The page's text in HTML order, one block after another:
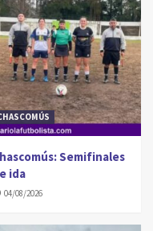
Semifinales
ida
04/08/2026